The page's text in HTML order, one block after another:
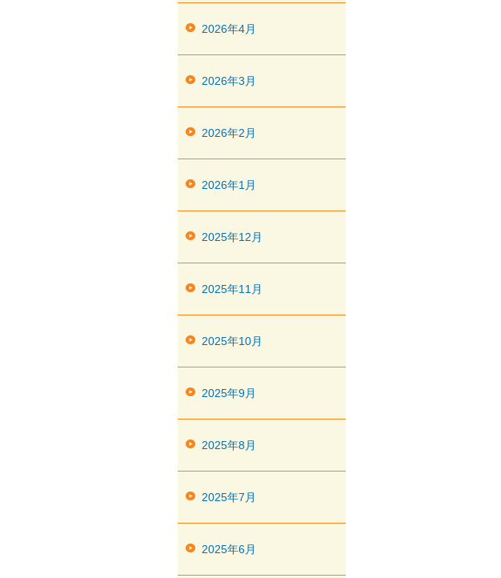
2026年4月
2026年3月
2026年2月
2026年1月
2025年12月
2025年11月
2025年10月
2025年9月
2025年8月
2025年7月
2025年6月